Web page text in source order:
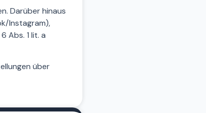
Darüber hinaus
Instagram),
Abs. 1 lit. a
über